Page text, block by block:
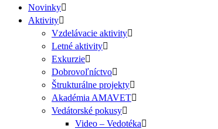
Novinky
Aktivity
Vzdelávacie aktivity
Letné aktivity
Exkurzie
Dobrovoľníctvo
Štrukturálne projekty
Akadémia AMAVET
Vedátorské pokusy
Video – Vedotéka